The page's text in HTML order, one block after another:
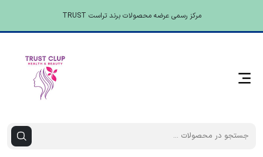
مرکز رسمی عرضه محصولات برند تراست TRUST